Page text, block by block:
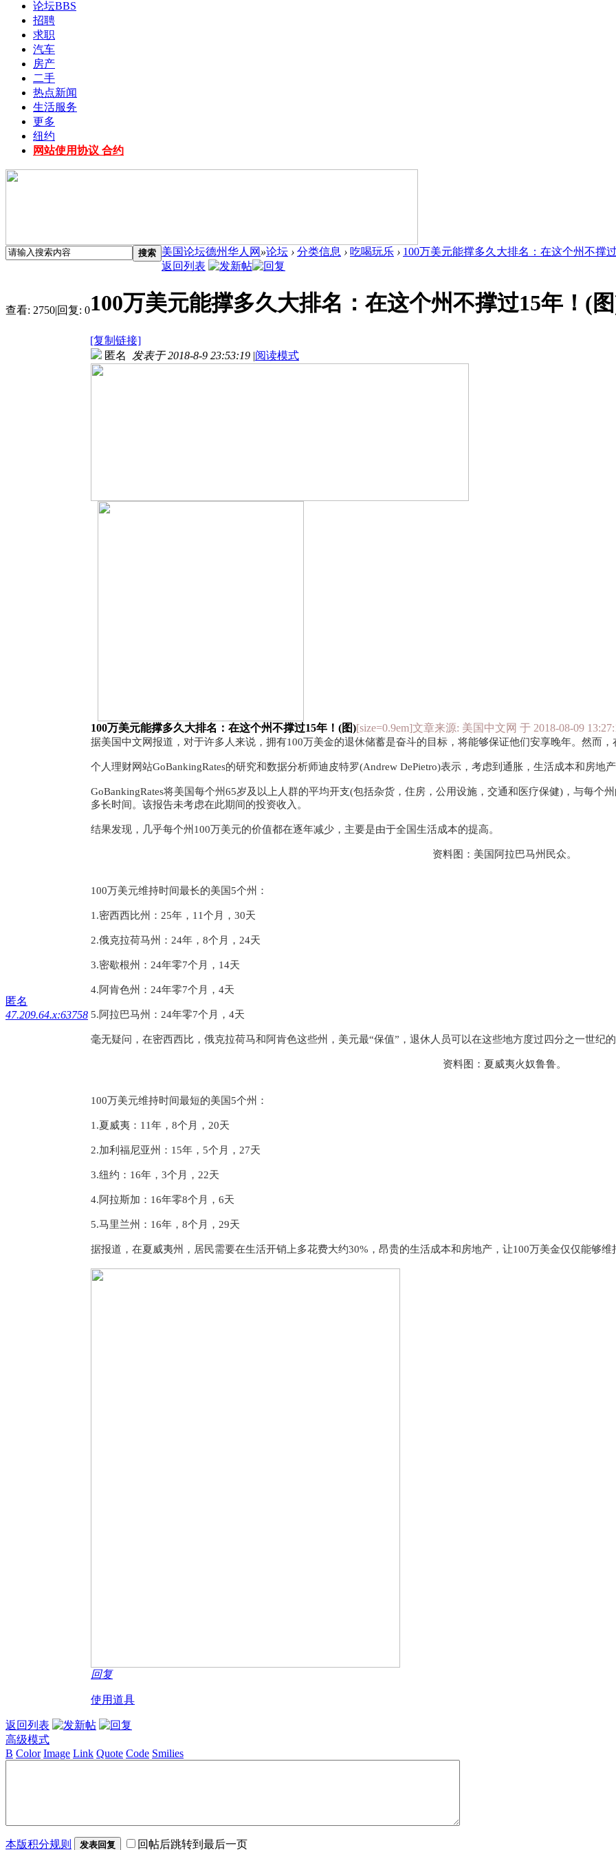
论坛BBS
招聘
求职
汽车
房产
二手
热点新闻
生活服务
更多
纽约
网站使用协议 合约
搜索 美国论坛德州华人网 »论坛 › 分类信息 › 吃喝玩乐 › 100万美元能撑多久大排名：在这个州不撑
返回列表
查看: 2750|回复: 0100万美元能撑多久大排名：在这个州不撑过15年！(
[复制链接]
匿名
47.209.64.x:63758
匿名 发表于 2018-8-9 23:53:19 |阅读模式
100万美元能撑多久大排名：在这个州不撑过15年！(图)[size=0.9em]文章来源: 美国中文网 于 2018-08-09
据美国中文网报道，对于许多人来说，拥有100万美金的退休储蓄是奋斗的目标，将能够保证他们安享晚年。然而
个人理财网站GoBankingRates的研究和数据分析师迪皮特罗(Andrew DePietro)表示，考虑到通胀，生活成本和房地
GoBankingRates将美国每个州65岁及以上人群的平均开支(包括杂货，住房，公用设施，交通和医疗保健)，与每个
多长时间。该报告未考虑在此期间的投资收入。
结果发现，几乎每个州100万美元的价值都在逐年减少，主要是由于全国生活成本的提高。
资料图：美国阿拉巴马州民众。
100万美元维持时间最长的美国5个州：
1.密西西比州：25年，11个月，30天
2.俄克拉荷马州：24年，8个月，24天
3.密歇根州：24年零7个月，14天
4.阿肯色州：24年零7个月，4天
5.阿拉巴马州：24年零7个月，4天
毫无疑问，在密西西比，俄克拉荷马和阿肯色这些州，美元最“保值”，退休人员可以在这些地方度过四分之一世纪的
资料图：夏威夷火奴鲁鲁。
100万美元维持时间最短的美国5个州：
1.夏威夷：11年，8个月，20天
2.加利福尼亚州：15年，5个月，27天
3.纽约：16年，3个月，22天
4.阿拉斯加：16年零8个月，6天
5.马里兰州：16年，8个月，29天
据报道，在夏威夷州，居民需要在生活开销上多花费大约30%，昂贵的生活成本和房地产，让100万美金仅仅能够维
回复
使用道具
返回列表
高级模式
B Color Image Link Quote Code Smilies
本版积分规则 发表回复 回帖后跳转到最后一页